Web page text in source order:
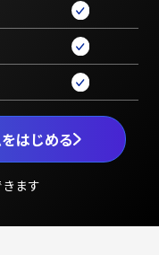
はじめる
ます